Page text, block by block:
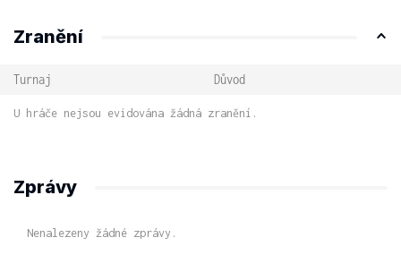
Zranění
Turnaj Důvod
U hráče nejsou evidována žádná zranění.
Zprávy
Nenalezeny žádné zprávy.